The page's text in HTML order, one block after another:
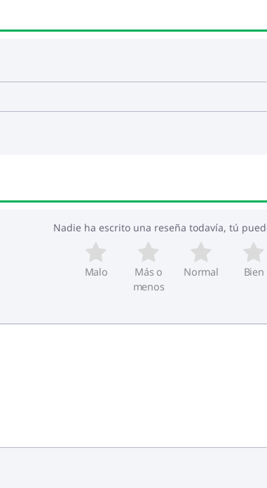
Nadie ha escrito una reseña todavía, tú
Malo
Más o
menos
Normal Bien